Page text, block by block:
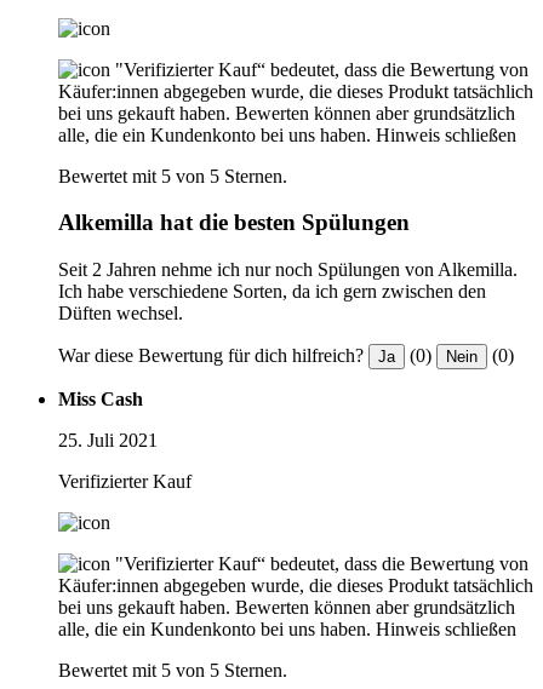
"Verifizierter Kauf“ bedeutet, dass die Bewertung von
Käufer:innen abgegeben wurde, die dieses Produkt tatsächlich
bei uns gekauft haben. Bewerten können aber grundsätzlich
alle, die ein Kundenkonto bei uns haben. Hinweis schließen
Bewertet mit 5 von 5 Sternen.
Alkemilla hat die besten Spülungen
Seit 2 Jahren nehme ich nur noch Spülungen von Alkemilla.
Ich habe verschiedene Sorten, da ich gern zwischen den
Düften wechsel.
War diese Bewertung für dich hilfreich? Ja (0) Nein (0)
Miss Cash
25. Juli 2021
Verifizierter Kauf
"Verifizierter Kauf“ bedeutet, dass die Bewertung von
Käufer:innen abgegeben wurde, die dieses Produkt tatsächlich
bei uns gekauft haben. Bewerten können aber grundsätzlich
alle, die ein Kundenkonto bei uns haben. Hinweis schließen
Bewertet mit 5 von 5 Sternen.